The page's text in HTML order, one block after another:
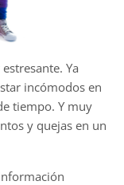
Ya
incómodos en
tiempo. Y muy
y quejas en un